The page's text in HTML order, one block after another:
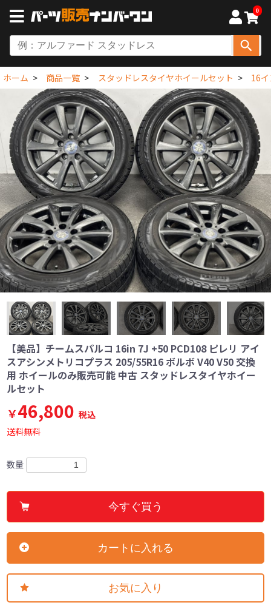
0
ホーム 商品一覧 スタッドレスタイヤホイールセット 16
【美品】チームスパルコ 16in 7J +50 PCD108 ピレリ アイ
スアシンメトリコプラス 205/55R16 ボルボ V40 V50 交換
用 ホイールのみ販売可能 中古 スタッドレスタイヤホイー
ルセット
￥46,800 税込
送料無料
数量
今すぐ買う
カートに入れる
お気に入り